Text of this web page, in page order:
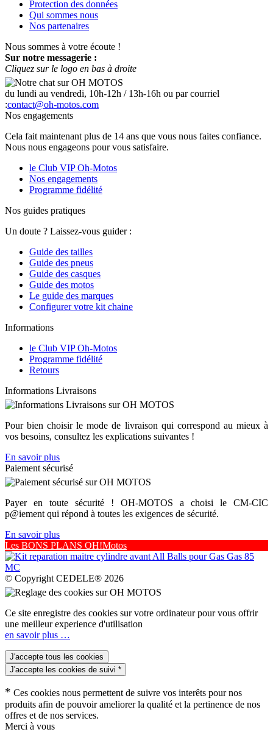
Protection des données
Qui sommes nous
Nos partenaires
Nous sommes à votre écoute !
Sur notre messagerie :
Cliquez sur le logo en bas à droite
du lundi au vendredi, 10h-12h / 13h-16h ou par courriel
:contact@oh-motos.com
Nos engagements
Cela fait maintenant plus de 14 ans que vous nous faites confiance.
Nous nous engageons pour vous satisfaire.
le Club VIP Oh-Motos
Nos engagements
Programme fidélité
Nos guides pratiques
Un doute ? Laissez-vous guider :
Guide des tailles
Guide des pneus
Guide des casques
Guide des motos
Le guide des marques
Configurer votre kit chaine
Informations
le Club VIP Oh-Motos
Programme fidélité
Retours
Informations Livraisons
Pour bien choisir le mode de livraison qui correspond au mieux à
vos besoins, consultez les explications suivantes !
En savoir plus
Paiement sécurisé
Payer en toute sécurité ! OH-MOTOS a choisi le CM-CIC
p@iement qui répond à toutes les exigences de sécurité.
En savoir plus
Les BONS PLANS OH!Motos
© Copyright CEDELE® 2026
Ce site enregistre des cookies sur votre ordinateur pour vous offrir
une meilleur experience d'utilisation
en savoir plus …
* Ces cookies nous permettent de suivre vos interêts pour nos
produits afin de pouvoir ameliorer la qualité et la pertinence de nos
offres et de nos services.
Merci à vous